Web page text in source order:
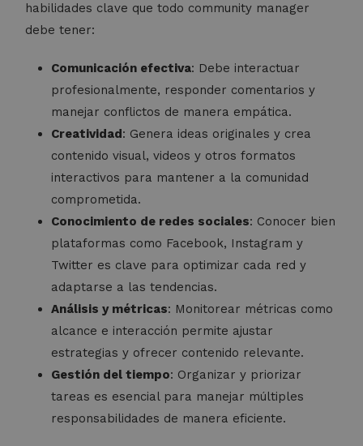
habilidades clave que todo community manager
debe tener:
Comunicación efectiva: Debe interactuar
profesionalmente, responder comentarios y
manejar conflictos de manera empática.
Creatividad: Genera ideas originales y crea
contenido visual, videos y otros formatos
interactivos para mantener a la comunidad
comprometida.
Conocimiento de redes sociales: Conocer bien
plataformas como Facebook, Instagram y
Twitter es clave para optimizar cada red y
adaptarse a las tendencias.
Análisis y métricas: Monitorear métricas como
alcance e interacción permite ajustar
estrategias y ofrecer contenido relevante.
Gestión del tiempo: Organizar y priorizar
tareas es esencial para manejar múltiples
responsabilidades de manera eficiente.